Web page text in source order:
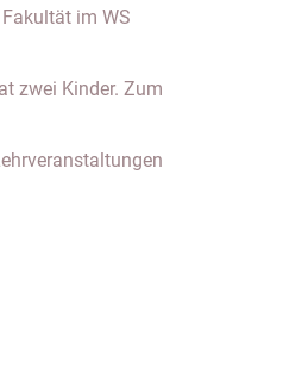
im WS
zwei Kinder. Zum